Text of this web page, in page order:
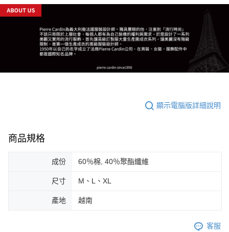
顯示電腦版詳細說明
商品規格
成份 60％棉, 40％聚酯纖維
尺寸 M、L、XL
產地 越南
客服